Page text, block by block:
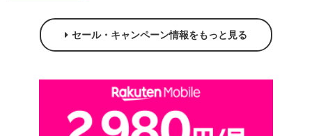
セール・キャンペーン情報をもっと見る